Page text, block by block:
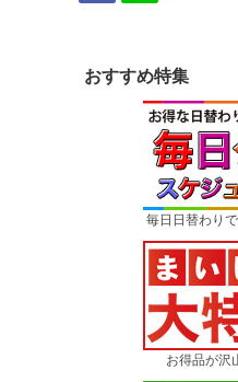
おすすめ特集
毎日日替わり
お得品が沢